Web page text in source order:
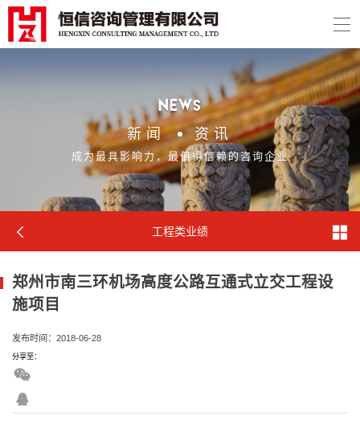
news
新闻 资讯
成为最具影响力，最值得信赖的咨询企业
工程类业绩
郑州市南三环机场高度公路互通式立交工程设
施项目
发布时间：2018-06-28
分享至：